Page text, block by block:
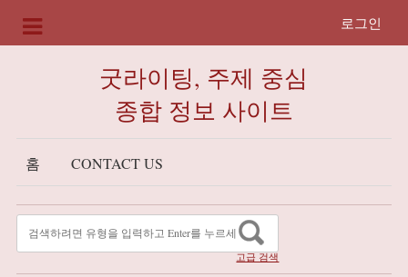
로그인
굿라이팅, 주제 중심
종합 정보 사이트
홈 CONTACT US
고급 검색